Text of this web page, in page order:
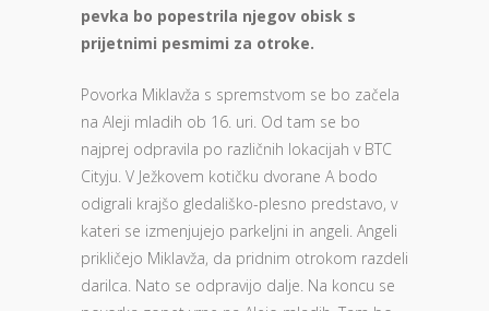
pevka bo popestrila njegov obisk s
prijetnimi pesmimi za otroke.
Povorka Miklavža s spremstvom se bo začela
na Aleji mladih ob 16. uri. Od tam se bo
najprej odpravila po različnih lokacijah v BTC
Cityju. V Ježkovem kotičku dvorane A bodo
odigrali krajšo gledališko-plesno predstavo, v
kateri se izmenjujejo parkeljni in angeli. Angeli
prikličejo Miklavža, da pridnim otrokom razdeli
darilca. Nato se odpravijo dalje. Na koncu se